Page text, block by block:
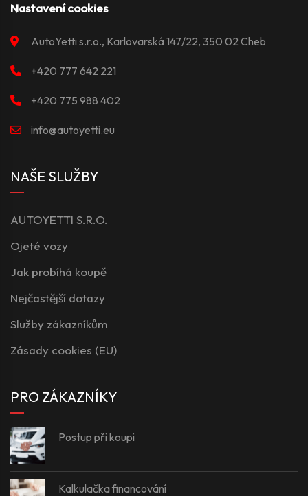
Nastavení cookies
AutoYetti s.r.o., Karlovarská 147/22, 350 02 Cheb
+420 777 642 221
+420 775 988 402
info@autoyetti.eu
NAŠE SLUŽBY
AUTOYETTI S.R.O.
Ojeté vozy
Jak probíhá koupě
Nejčastější dotazy
Služby zákazníkům
Zásady cookies (EU)
PRO ZÁKAZNÍKY
Postup při koupi
Kalkulačka financování